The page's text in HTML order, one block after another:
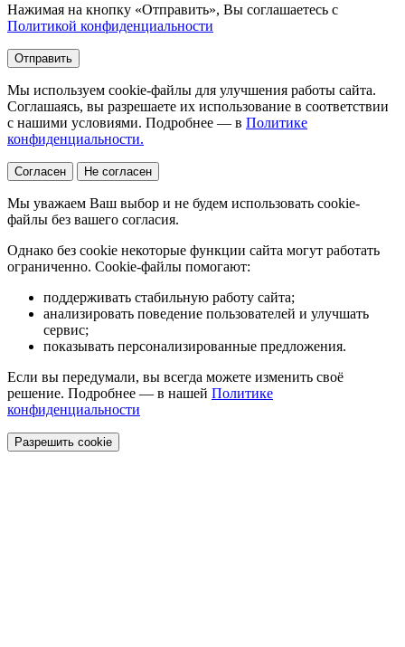
Нажимая на кнопку «Отправить», Вы соглашаетесь с
Политикой конфиденциальности
Отправить
Мы используем cookie-файлы для улучшения работы сайта.
Соглашаясь, вы разрешаете их использование в соответствии
с нашими условиями. Подробнее — в Политике
конфиденциальности.
Согласен Не согласен
Мы уважаем Ваш выбор и не будем использовать cookie-
файлы без вашего согласия.
Однако без cookie некоторые функции сайта могут работать
ограниченно. Cookie-файлы помогают:
поддерживать стабильную работу сайта;
анализировать поведение пользователей и улучшать
сервис;
показывать персонализированные предложения.
Если вы передумали, вы всегда можете изменить своё
решение. Подробнее — в нашей Политике
конфиденциальности
Разрешить cookie